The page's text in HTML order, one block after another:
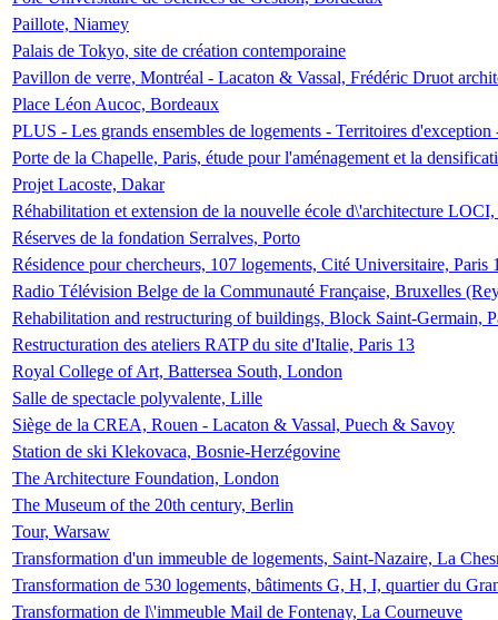
Paillote, Niamey
Palais de Tokyo, site de création contemporaine
Pavillon de verre, Montréal - Lacaton & Vassal, Frédéric Druot
Place Léon Aucoc, Bordeaux
PLUS - Les grands ensembles de logements - Territoires
Porte de la Chapelle, Paris, étude pour l'aménagement et la
Projet Lacoste, Dakar
Réhabilitation et extension de la nouvelle école d\'architecture
Réserves de la fondation Serralves, Porto
Résidence pour chercheurs, 107 logements, Cité Universitaire, Paris
Radio Télévision Belge de la Communauté Française, Bruxelles
Rehabilitation and restructuring of buildings, Block Saint-Germain,
Restructuration des ateliers RATP du site d'Italie, Paris 13
Royal College of Art, Battersea South, London
Salle de spectacle polyvalente, Lille
Siège de la CREA, Rouen - Lacaton & Vassal, Puech & Savoy
Station de ski Klekovaca, Bosnie-Herzégovine
The Architecture Foundation, London
The Museum of the 20th century, Berlin
Tour, Warsaw
Transformation d'un immeuble de logements, Saint-Nazaire, La
Transformation de 530 logements, bâtiments G, H, I, quartier du
Transformation de l\'immeuble Mail de Fontenay, La Courneuve